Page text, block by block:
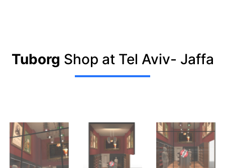
Shop at Tel Aviv- Jaffa
Tuborg